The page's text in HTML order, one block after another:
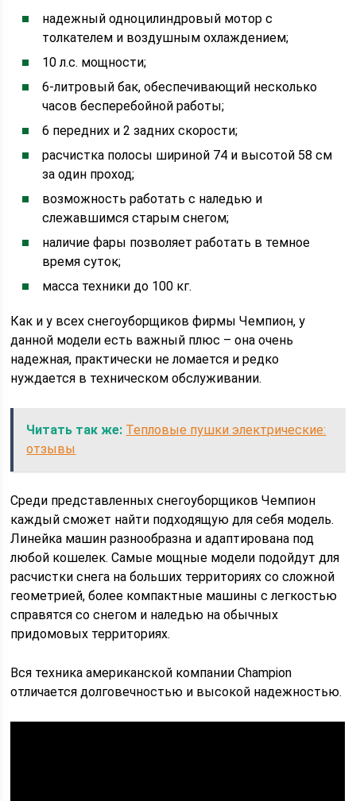
надежный одноцилиндровый мотор с
толкателем и воздушным охлаждением;
10 л.с. мощности;
6-литровый бак, обеспечивающий несколько
часов бесперебойной работы;
6 передних и 2 задних скорости;
расчистка полосы шириной 74 и высотой 58 см
за один проход;
возможность работать с наледью и
слежавшимся старым снегом;
наличие фары позволяет работать в темное
время суток;
масса техники до 100 кг.
Как и у всех снегоуборщиков фирмы Чемпион, у
данной модели есть важный плюс – она очень
надежная, практически не ломается и редко
нуждается в техническом обслуживании.
Читать так же: Тепловые пушки электрические:
отзывы
Среди представленных снегоуборщиков Чемпион
каждый сможет найти подходящую для себя модель.
Линейка машин разнообразна и адаптирована под
любой кошелек. Самые мощные модели подойдут для
расчистки снега на больших территориях со сложной
геометрией, более компактные машины с легкостью
справятся со снегом и наледью на обычных
придомовых территориях.
Вся техника американской компании Champion
отличается долговечностью и высокой надежностью.